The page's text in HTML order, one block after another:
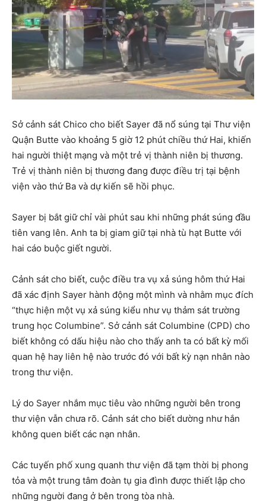
Sở cảnh sát Chico cho biết Sayer đã nổ súng tại Thư viện
Quận Butte vào khoảng 5 giờ 12 phút chiều thứ Hai, khiến
hai người thiệt mạng và một trẻ vị thành niên bị thương.
Trẻ vị thành niên bị thương đang được điều trị tại bệnh
viện vào thứ Ba và dự kiến ​​sẽ hồi phục.
Sayer bị bắt giữ chỉ vài phút sau khi những phát súng đầu
tiên vang lên. Anh ta bị giam giữ tại nhà tù hạt Butte với
hai cáo buộc giết người.
Cảnh sát cho biết, cuộc điều tra vụ xả súng hôm thứ Hai
đã xác định Sayer hành động một mình và nhằm mục đích
“thực hiện một vụ xả súng kiểu như vụ thảm sát trường
trung học Columbine”. Sở cảnh sát Columbine (CPD) cho
biết không có dấu hiệu nào cho thấy anh ta có bất kỳ mối
quan hệ hay liên hệ nào trước đó với bất kỳ nạn nhân nào
trong thư viện.
Lý do Sayer nhắm mục tiêu vào những người bên trong
thư viện vẫn chưa rõ. Cảnh sát cho biết dường như hắn
không quen biết các nạn nhân.
Các tuyến phố xung quanh thư viện đã tạm thời bị phong
tỏa và một trung tâm đoàn tụ gia đình được thiết lập cho
những người đang ở bên trong tòa nhà.